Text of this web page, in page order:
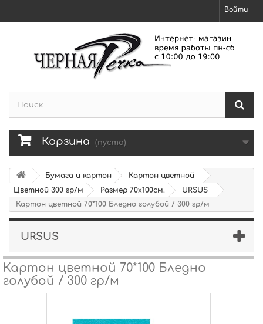
Войти
Корзина (пусто)
Бумага и картон
Картон цветной
Цветной 300 гр/м
Размер 70х100см.
URSUS
Картон цветной 70*100 Бледно голубой / 300 гр/м
URSUS
Картон цветной 70*100 Бледно
голубой / 300 гр/м